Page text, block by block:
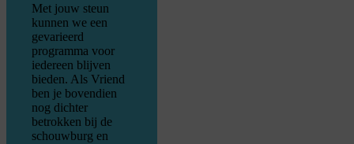
Met jouw steun
kunnen we een
gevarieerd
programma voor
iedereen blijven
bieden. Als Vriend
ben je bovendien
nog dichter
betrokken bij de
schouwburg en